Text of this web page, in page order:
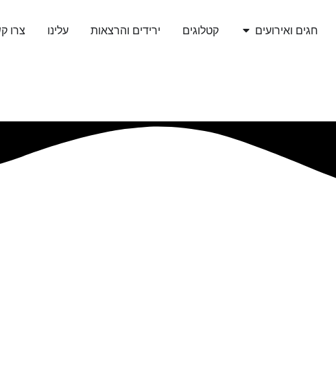
חגים ואירועים קטלוגים ירידים והרצאות עלינו צרו